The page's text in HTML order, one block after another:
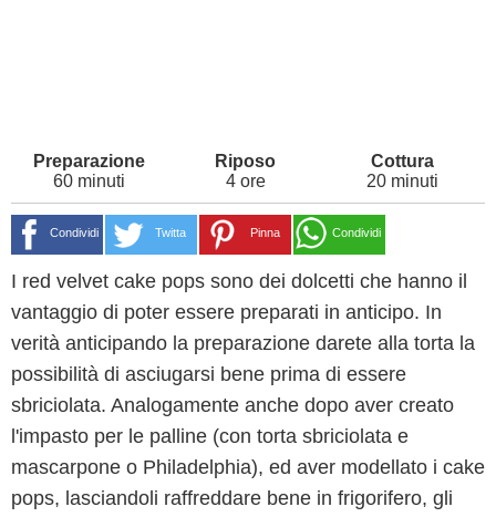
60 minuti 4 ore 20 minuti
Condividi Twitta Pinna Condividi
I red velvet cake pops sono dei dolcetti che hanno il
vantaggio di poter essere preparati in anticipo. In
verità anticipando la preparazione darete alla torta la
possibilità di asciugarsi bene prima di essere
sbriciolata. Analogamente anche dopo aver creato
l'impasto per le palline (con torta sbriciolata e
mascarpone o Philadelphia), ed aver modellato i cake
pops, lasciandoli raffreddare bene in frigorifero, gli